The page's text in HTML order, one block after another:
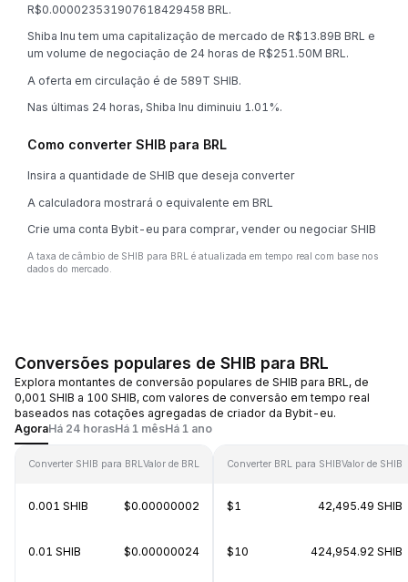
R$0.000023531907618429458 BRL.
Shiba Inu tem uma capitalização de mercado de R$13.89B BRL e
um volume de negociação de 24 horas de R$251.50M BRL.
A oferta em circulação é de 589T SHIB.
Nas últimas 24 horas, Shiba Inu diminuiu 1.01%.
Como converter SHIB para BRL
Insira a quantidade de SHIB que deseja converter
A calculadora mostrará o equivalente em BRL
Crie uma conta Bybit-eu para comprar, vender ou negociar SHIB
A taxa de câmbio de SHIB para BRL é atualizada em tempo real com base nos
dados do mercado.
Conversões populares de SHIB para BRL
Explora montantes de conversão populares de SHIB para BRL, de
0,001 SHIB a 100 SHIB, com valores de conversão em tempo real
baseados nas cotações agregadas de criador da Bybit-eu.
AgoraHá 24 horasHá 1 mêsHá 1 ano
Converter SHIB para BRLValor de BRL
0.001 SHIB $0.00000002
0.01 SHIB $0.00000024
Converter BRL para SHIBValor de SHIB
$1 42,495.49 SHIB
$10 424,954.92 SHIB